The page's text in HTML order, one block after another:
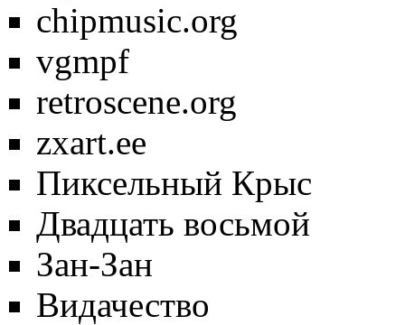
chipmusic.org
vgmpf
retroscene.org
zxart.ee
Пиксельный Крыс
Двадцать восьмой
Зан-Зан
Видачество